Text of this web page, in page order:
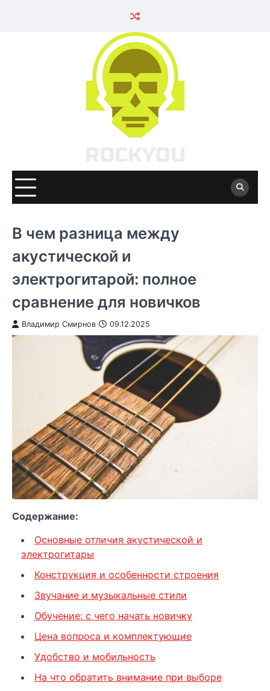
В чем разница между
акустической и
электрогитарой: полное
сравнение для новичков
Владимир Смирнов 09.12.2025
Содержание:
Основные отличия акустической и
электрогитары
Конструкция и особенности строения
Звучание и музыкальные стили
Обучение: с чего начать новичку
Цена вопроса и комплектующие
Удобство и мобильность
На что обратить внимание при выборе